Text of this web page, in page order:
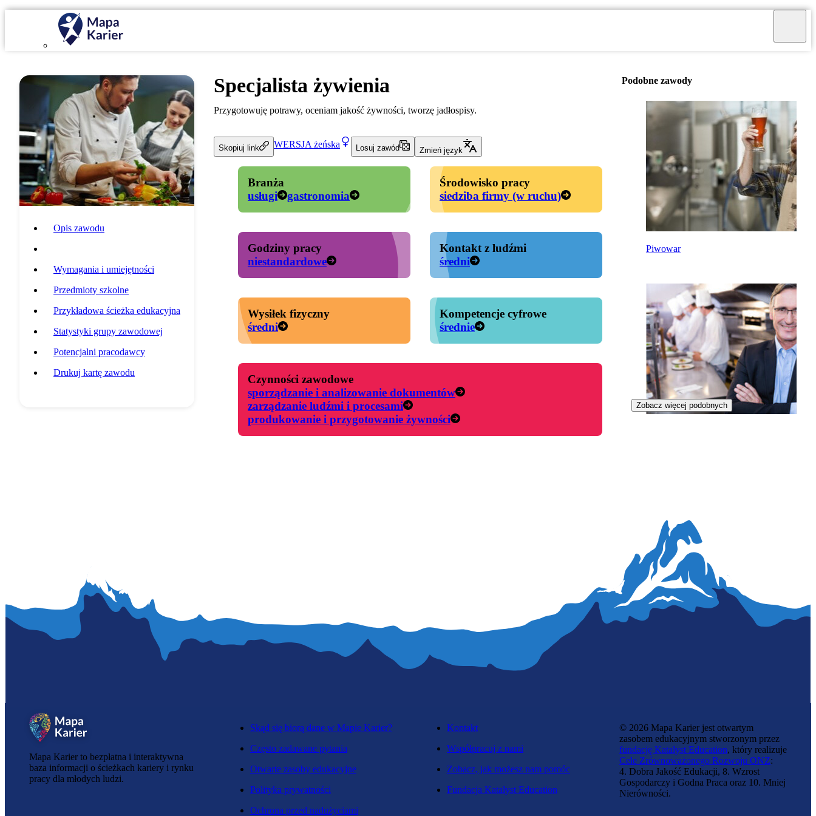
Opis zawodu
Wymagania i umiejętności
Przedmioty szkolne
Przykładowa ścieżka edukacyjna
Statystyki grupy zawodowej
Potencjalni pracodawcy
Drukuj kartę zawodu
Specjalista żywienia
Przygotowuję potrawy, oceniam jakość żywności, tworzę jadłospisy.
Skopiuj link WERSJA żeńska Losuj zawód Zmień język
Branża
usługi
gastronomia
Środowisko pracy
siedziba firmy (w ruchu)
Godziny pracy
niestandardowe
Kontakt z ludźmi
średni
Wysiłek fizyczny
średni
Kompetencje cyfrowe
średnie
Czynności zawodowe
sporządzanie i analizowanie dokumentów
zarządzanie ludźmi i procesami
produkowanie i przygotowanie żywności
Podobne zawody
Piwowar
Barista
Specjalista technicznej obsługi
Zobacz więcej podobnych
Mapa Karier to bezpłatna i interaktywna
baza informacji o ścieżkach kariery i rynku
pracy dla młodych ludzi.
Skąd się biorą dane w Mapie Karier?
Często zadawane pytania
Otwarte zasoby edukacyjne
Polityka prywatności
Ochrona przed nadużyciami
Kontakt
Współpracuj z nami
Zobacz, jak możesz nam pomóc
Fundacja Katalyst Education
© 2026 Mapa Karier jest otwartym
zasobem edukacyjnym stworzonym przez
fundację Katalyst Education, który realizuje
Cele Zrównoważonego Rozwoju ONZ:
4. Dobra Jakość Edukacji, 8. Wzrost
Gospodarczy i Godna Praca oraz 10. Mniej
Nierówności.